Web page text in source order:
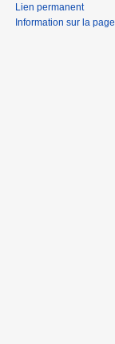
Lien permanent
Information sur la page